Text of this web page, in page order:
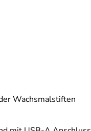
Wachsmalstiften